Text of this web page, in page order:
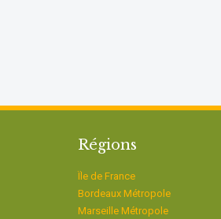
Régions
Ïle de France
Bordeaux Métropole
Marseille Métropole